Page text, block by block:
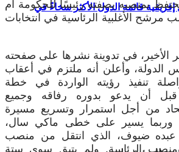
تحتل 6 دول إفريقية قائمة الدول الأكثر سخاءً في
بمنصبه بصفته رئيسًا للحكومة أم
مرشح الأغلبية الرئاسية في انتخابات
في تدوينة نشرها على صفحته
الدولة، وأعلن أنه ملتزم في أعقاب
تنفيذ رؤيته الواردة في خطة
قبل أن يدعو بدوره رفاقه وجميع
من أجل استمرار وتسريع مسيرة
وربما يسير على خطى ماكي سال،
عبده ضيوف، الذي انتقل من منصب
منصب الرئاسة. ولم يتبق سوى ستة